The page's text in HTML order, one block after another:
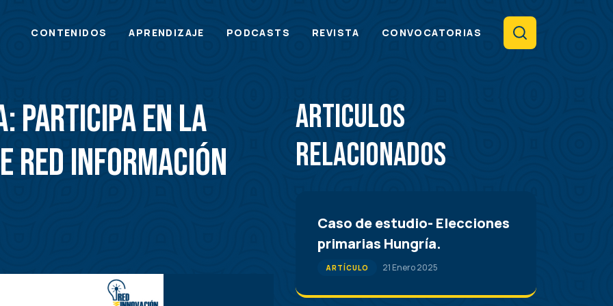
Main
CONTENIDOS APRENDIZAJE PODCASTS REVISTA CONVOCATORIAS Search
PARTICIPA EN LA
RED INFORMACIÓN
Articulos
Relacionados
Caso de estudio- Elecciones
primarias Hungría.
ARTÍCULO 21 Enero 2025